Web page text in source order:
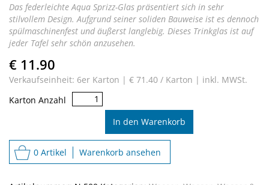
Das federleichte Aqua Sprizz-Glas präsentiert sich in sehr
stilvollem Design. Aufgrund seiner soliden Bauweise ist es dennoch
spülmaschinenfest und äußerst langlebig. Dieses Trinkglas ist auf
jeder Tafel sehr schön anzusehen.
€ 11.90
Verkaufseinheit: 6er Karton | € 71.40 / Karton | inkl. MWSt.
Karton Anzahl
Sprizz
In den Warenkorb
0 Artikel Warenkorb ansehen